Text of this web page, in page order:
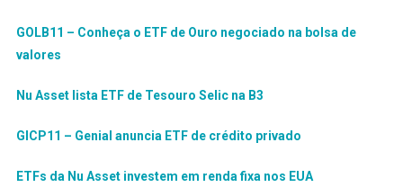
GOLB11 – Conheça o ETF de Ouro negociado na bolsa de
valores
Nu Asset lista ETF de Tesouro Selic na B3
GICP11 – Genial anuncia ETF de crédito privado
ETFs da Nu Asset investem em renda fixa nos EUA